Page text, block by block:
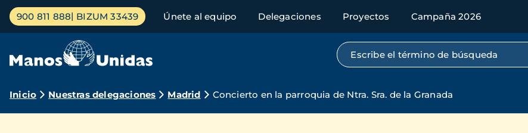
Pasar
contenido
Menú
principal
900 811 888 BIZUM 33439 Únete al equipo Delegaciones Proyectos Campaña 2026
Búsqueda por texto completo
Ruta
Inicio Nuestras delegaciones Madrid Concierto en la parroquia de Ntra. Sra. de la Granada